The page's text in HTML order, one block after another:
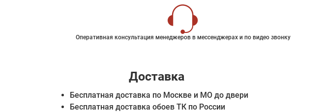
Оперативная консультация менеджеров в мессенджерах и по видео звонку
Доставка
Бесплатная доставка по Москве и МО до двери
Бесплатная доставка обоев ТК по России